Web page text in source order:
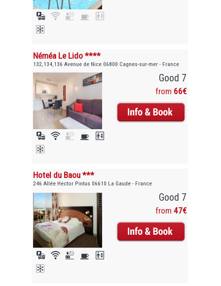
Néméa Le Lido ****
132,134,136 Avenue de Nice 06800 Cagnes-sur-mer - France
Good 7
from 66€
Hotel du Baou ***
246 Allée Hector Pintus 06610 La Gaude - France
Good 7
from 47€